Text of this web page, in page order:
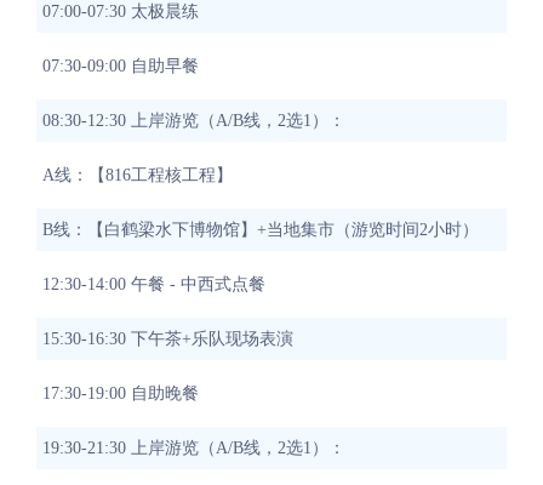
07:00-07:30 太极晨练
07:30-09:00 自助早餐
08:30-12:30 上岸游览（A/B线，2选1）：
A线：【816工程核工程】
B线：【白鹤梁水下博物馆】+当地集市（游览时间2小时）
12:30-14:00 午餐 - 中西式点餐
15:30-16:30 下午茶+乐队现场表演
17:30-19:00 自助晚餐
19:30-21:30 上岸游览（A/B线，2选1）：